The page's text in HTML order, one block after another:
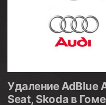
Удаление AdBlue
Seat, Skoda в